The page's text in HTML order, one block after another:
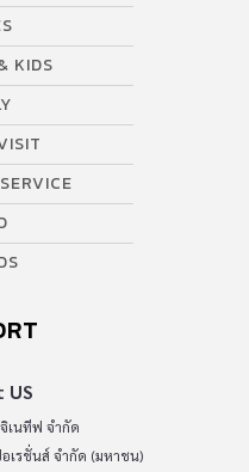
KIDS
US
เนทีฟ จำกัด
เรชั่นส์ จำกัด (มหาชน)